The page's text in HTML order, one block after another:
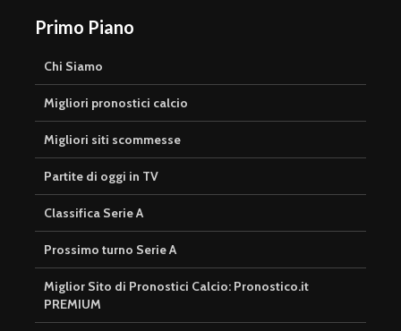
Primo Piano
Chi Siamo
Migliori pronostici calcio
Migliori siti scommesse
Partite di oggi in TV
Classifica Serie A
Prossimo turno Serie A
Miglior Sito di Pronostici Calcio: Pronostico.it
PREMIUM